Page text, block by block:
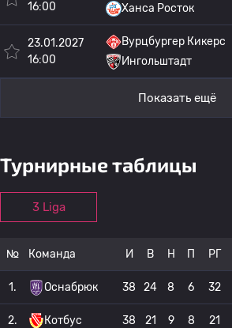
16:00
Ханса Росток
23.01.2027
16:00
Вурцбургер Кикерс
Ингольштадт
Показать ещё
Турнирные таблицы
3 Liga
№ Команда И В Н П РГ
1. Оснабрюк 38 24 8 6 32
2. Котбус 38 21 9 8 21